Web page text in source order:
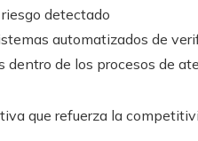
detectado
automatizados de
dentro de los procesos de
que refuerza la